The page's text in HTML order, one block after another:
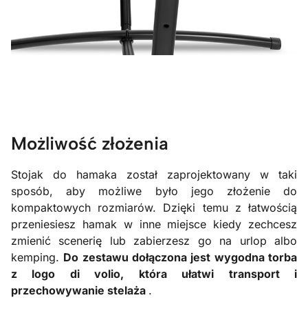
Możliwość złożenia
Stojak do hamaka został zaprojektowany w taki
sposób, aby możliwe było jego złożenie do
kompaktowych rozmiarów. Dzięki temu z łatwością
przeniesiesz hamak w inne miejsce kiedy zechcesz
zmienić scenerię lub zabierzesz go na urlop albo
kemping. Do zestawu dołączona jest wygodna torba
z logo di volio, która ułatwi transport i
przechowywanie stelaża .